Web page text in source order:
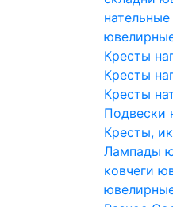
Кресты
Кресты
Кресты
Подвески
Кресты,
Лампады
ковчеги